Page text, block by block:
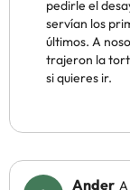
pedirle el
servían los
últimos. A
trajeron la
si quieres ir.
Ander